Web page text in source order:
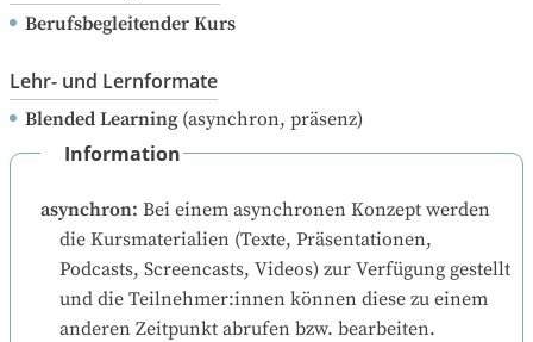
Berufsbegleitender Kurs
Lehr- und Lernformate
Blended Learning(asynchron, präsenz)
Information
asynchron: Bei einem asynchronen Konzept werden
die Kursmaterialien (Texte, Präsentationen,
Podcasts, Screencasts, Videos) zur Verfügung gestellt
und die Teilnehmer:innen können diese zu einem
anderen Zeitpunkt abrufen bzw. bearbeiten.